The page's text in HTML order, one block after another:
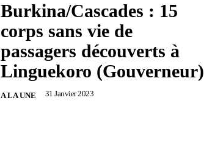
Burkina/Cascades : 15
corps sans vie de
passagers découverts à
Linguekoro (Gouverneur)
A LA UNE 31 Janvier 2023